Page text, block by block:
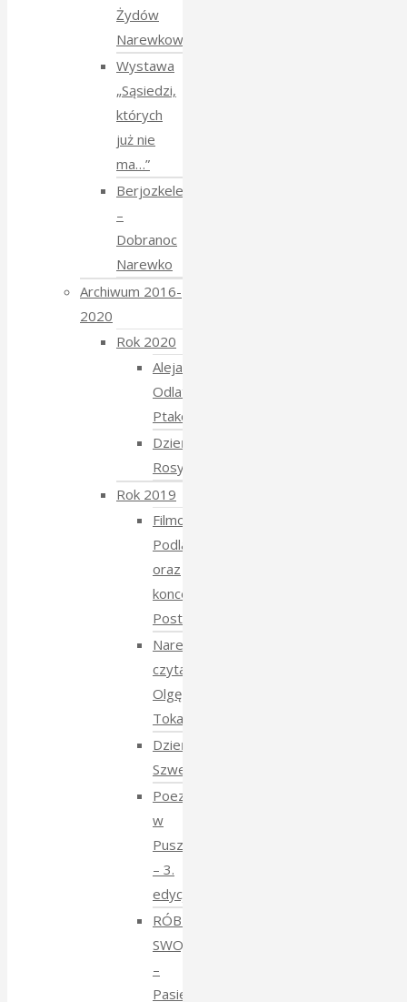
Żydów
Narewkowskich
Wystawa
„Sąsiedzi,
których
już nie
ma…”
Berjozkele
–
Dobranoc
Narewko
Archiwum 2016-
2020
Rok 2020
Aleja
Odlatujących
Ptaków
Dzień
Rosyjski
Rok 2019
Filmowe
Podlasie
oraz
koncert
Postmana
Narewka
czyta
Olgę
Tokarczuk
Dzień
Szwedzki
Poezja
w
Puszczy
– 3.
edycja
RÓBMY
SWOJE
–
Pasieki